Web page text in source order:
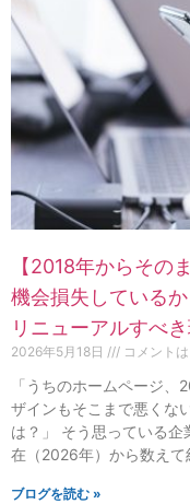
【2018年からその
機会損失している
リニューアルすべ
2026年5月18日 コメント
「うちのホームページ
ザインもそこまで悪くな
は？」 そう思っている
在（2026年）から数えて
ブログを読む »